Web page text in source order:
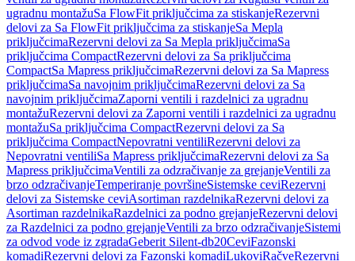
ugradnu montažuSa FlowFit priključcima za stiskanjeRezervni
delovi za Sa FlowFit priključcima za stiskanjeSa Mepla
priključcimaRezervni delovi za Sa Mepla priključcimaSa
priključcima CompactRezervni delovi za Sa priključcima
CompactSa Mapress priključcimaRezervni delovi za Sa Mapress
priključcimaSa navojnim priključcimaRezervni delovi za Sa
navojnim priključcimaZaporni ventili i razdelnici za ugradnu
montažuRezervni delovi za Zaporni ventili i razdelnici za ugradnu
montažuSa priključcima CompactRezervni delovi za Sa
priključcima CompactNepovratni ventiliRezervni delovi za
Nepovratni ventiliSa Mapress priključcimaRezervni delovi za Sa
Mapress priključcimaVentili za odzračivanje za grejanjeVentili za
brzo odzračivanjeTemperiranje površineSistemske ceviRezervni
delovi za Sistemske ceviAsortiman razdelnikaRezervni delovi za
Asortiman razdelnikaRazdelnici za podno grejanjeRezervni delovi
za Razdelnici za podno grejanjeVentili za brzo odzračivanjeSistemi
za odvod vode iz zgradaGeberit Silent-db20CeviFazonski
komadiRezervni delovi za Fazonski komadiLukoviRačveRezervni